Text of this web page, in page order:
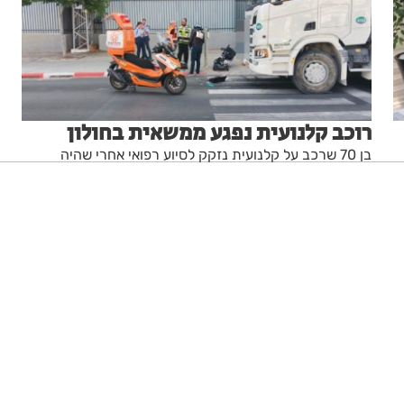
רוכב קלנועית נפגע ממשאית בחולון
בן 70 שרכב על קלנועית נזקק לסיוע רפואי אחרי שהיה